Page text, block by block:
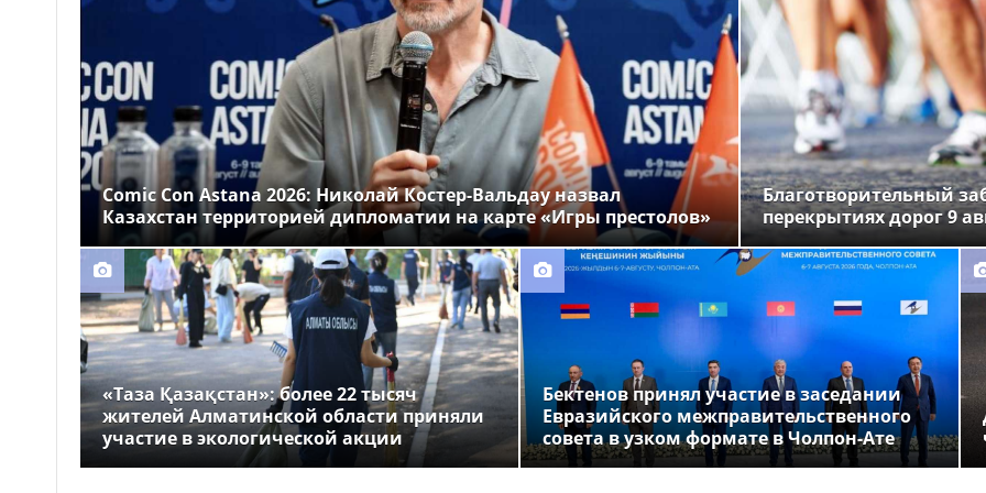
Comic Con Astana 2026: Николай Костер-Вальдау назвал
Казахстан территорией дипломатии на карте «Игры престолов»
Благотворительный
перекрытиях дорог 9
«Таза Қазақстан»: более 22 тысяч
жителей Алматинской области приняли
участие в экологической акции
Бектенов принял участие в заседании
Евразийского межправительственного
совета в узком формате в Чолпон-Ате